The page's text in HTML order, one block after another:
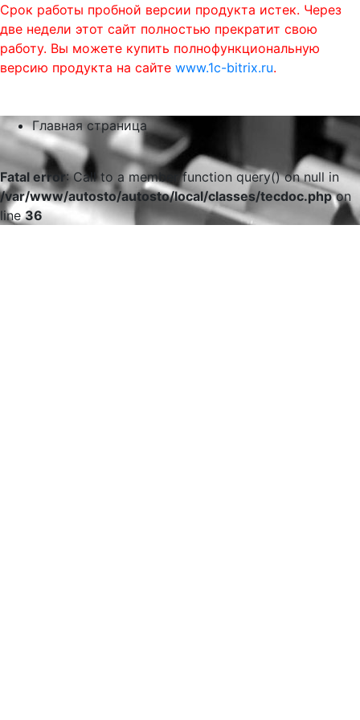
Срок работы пробной версии продукта истек. Через
две недели этот сайт полностью прекратит свою
работу. Вы можете купить полнофункциональную
версию продукта на сайте www.1c-bitrix.ru.
Главная страница
Fatal error: Call to a member function query() on null in
/var/www/autosto/autosto/local/classes/tecdoc.phpon
line36